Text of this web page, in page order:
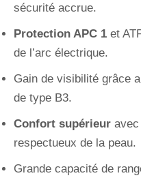
sécurité accrue.
Protection APC 1 et
de l’arc électrique.
Gain de visibilité grâce
de type B3.
Confort supérieur
respectueux de la peau.
Grande capacité de